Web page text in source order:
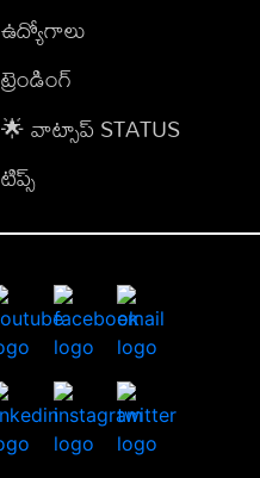
ఉద్యోగాలు
ట్రెండింగ్
🌟 వాట్సాప్ STATUS
టిప్స్